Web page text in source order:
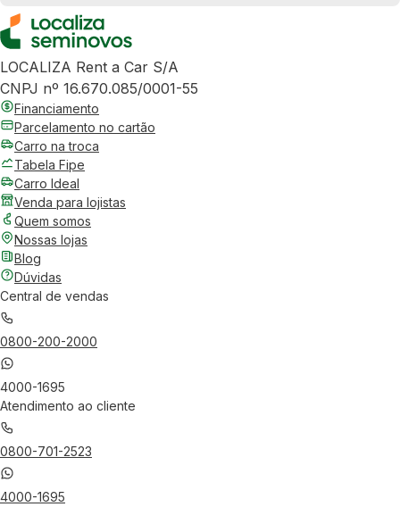
LOCALIZA Rent a Car S/A
CNPJ nº 16.670.085/0001-55
Financiamento
Parcelamento no cartão
Carro na troca
Tabela Fipe
Carro Ideal
Venda para lojistas
Quem somos
Nossas lojas
Blog
Dúvidas
Central de vendas
0800-200-2000
4000-1695
Atendimento ao cliente
0800-701-2523
4000-1695